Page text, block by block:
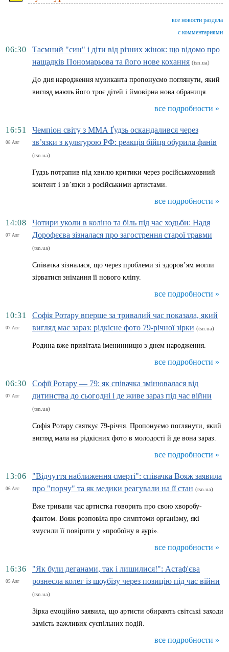
все новости раздела
с комментариями
06:30
Таємний "син" і діти від різних жінок: що відомо про
нащадків Пономарьова та його нове кохання (tsn.ua)
До дня народження музиканта пропонуємо поглянути, який
вигляд мають його троє дітей і ймовірна нова обраниця.
все подробности »
16:51
08 Авг
Чемпіон світу з ММА Ґудзь оскандалився через
зв’язки з культурою РФ: реакція бійця обурила фанів
(tsn.ua)
Гудзь потрапив під хвилю критики через російськомовний
контент і зв’язки з російськими артистами.
все подробности »
14:08
07 Авг
Чотири уколи в коліно та біль під час ходьби: Надя
Дорофєєва зізналася про загострення старої травми
(tsn.ua)
Співачка зізналася, що через проблеми зі здоров’ям могли
зірватися знімання її нового кліпу.
все подробности »
10:31
07 Авг
Софія Ротару вперше за тривалий час показала, який
вигляд має зараз: рідкісне фото 79-річної зірки (tsn.ua)
Родина вже привітала іменинницю з днем народження.
все подробности »
06:30
07 Авг
Софії Ротару — 79: як співачка змінювалася від
дитинства до сьогодні і де живе зараз під час війни
(tsn.ua)
Софія Ротару святкує 79-річчя. Пропонуємо поглянути, який
вигляд мала на рідкісних фото в молодості й де вона зараз.
все подробности »
13:06
06 Авг
"Відчуття наближення смерті": співачка Вояж заявила
про "порчу" та як медики реагували на її стан (tsn.ua)
Вже тривали час артистка говорить про свою хворобу-
фантом. Вояж розповіла про симптоми організму, які
змусили її повірити у «пробоїну в аурі».
все подробности »
16:36
05 Авг
"Як були деганами, так і лишилися!": Астаф'єва
рознесла колег із шоубізу через позицію під час війни
(tsn.ua)
Зірка емоційно заявила, що артисти обирають світські заходи
замість важливих суспільних подій.
все подробности »